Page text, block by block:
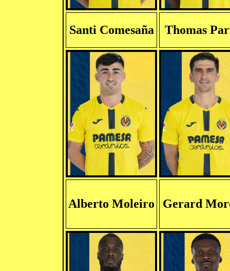
Santi Comesaña Thomas
Alberto Moleiro Gerard